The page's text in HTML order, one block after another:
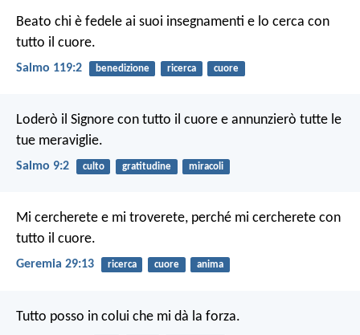
Beato chi è fedele ai suoi insegnamenti e lo cerca con
tutto il cuore.
Salmo 119:2 benedizione ricerca cuore
Loderò il Signore con tutto il cuore e annunzierò tutte le
tue meraviglie.
Salmo 9:2 culto gratitudine miracoli
Mi cercherete e mi troverete, perché mi cercherete con
tutto il cuore.
Geremia 29:13 ricerca cuore anima
Tutto posso in colui che mi dà la forza.